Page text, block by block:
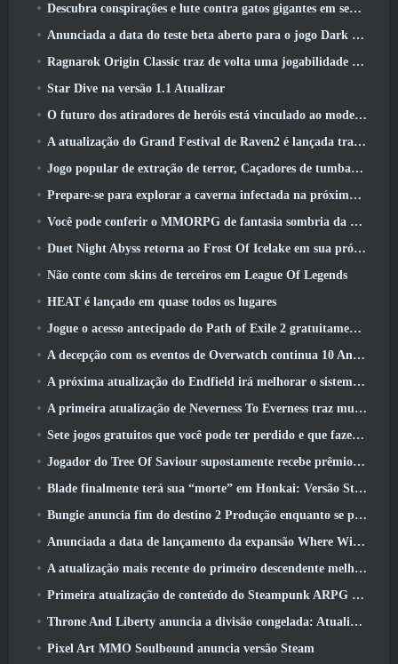
Descubra conspirações e lute contra gatos gigantes em seu tempo de inatividade na última atualização de Where Winds Meet
Anunciada a data do teste beta aberto para o jogo Dark Fantasy Extraction, Caçador da Névoa
Ragnarok Origin Classic traz de volta uma jogabilidade justa de MMORPG e CBT abre em junho 4
Star Dive na versão 1.1 Atualizar
O futuro dos atiradores de heróis está vinculado ao modelo de serviço ao vivo F2P?
A atualização do Grand Festival de Raven2 é lançada trazendo consigo a nova classe Warlord
Jogo popular de extração de terror, Caçadores de tumbas, Lançamentos no Ocidente
Prepare-se para explorar a caverna infectada na próxima atualização do Eterspire
Você pode conferir o MMORPG de fantasia sombria da Nexon, Embers Of The Uncrown, durante o Steam Next Fest
Duet Night Abyss retorna ao Frost Of Icelake em sua próxima atualização Steampunk
Não conte com skins de terceiros em League Of Legends
HEAT é lançado em quase todos os lugares
Jogue o acesso antecipado do Path of Exile 2 gratuitamente neste fim de semana
A decepção com os eventos de Overwatch continua 10 Aniversário do ano
A próxima atualização do Endfield irá melhorar o sistema de fábrica
A primeira atualização de Neverness To Everness traz muito para a mesa
Sete jogos gratuitos que você pode ter perdido e que fazem parte do Steam Ocean Fest
Jogador do Tree Of Saviour supostamente recebe prêmio especial por gastar US$ 100 mil no jogo
Blade finalmente terá sua “morte” em Honkai: Versão Star Rail 4.3
Bungie anuncia fim do destino 2 Produção enquanto se preparam para trabalhar em novos projetos
Anunciada a data de lançamento da expansão Where Winds Meet “Imperial Palace”
A atualização mais recente do primeiro descendente melhora o ciclo agrícola e atualiza o modo Onslaught
Primeira atualização de conteúdo do Steampunk ARPG Crystalfall para abordar “principais preocupações dos jogadores”
Throne And Liberty anuncia a divisão congelada: Atualização Nix
Pixel Art MMO Soulbound anuncia versão Steam